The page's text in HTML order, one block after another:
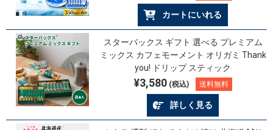
カートにいれる
スターバックス ギフト 選べる プレミアム
ミックス カフェモーメント オリガミ Thank
you! ドリップ スティック
¥3,580(税込) 送料無料
詳しく見る